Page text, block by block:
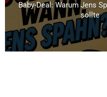
Baby-Deal: Warum Jens
sollte